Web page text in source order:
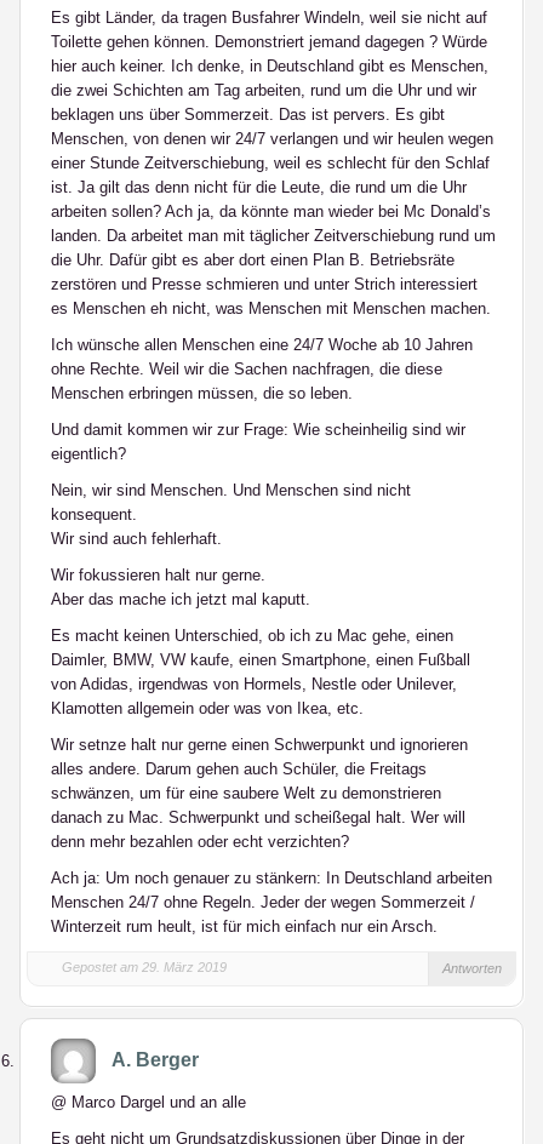
Es gibt Länder, da tragen Busfahrer Windeln, weil sie nicht auf
Toilette gehen können. Demonstriert jemand dagegen ? Würde
hier auch keiner. Ich denke, in Deutschland gibt es Menschen,
die zwei Schichten am Tag arbeiten, rund um die Uhr und wir
beklagen uns über Sommerzeit. Das ist pervers. Es gibt
Menschen, von denen wir 24/7 verlangen und wir heulen wegen
einer Stunde Zeitverschiebung, weil es schlecht für den Schlaf
ist. Ja gilt das denn nicht für die Leute, die rund um die Uhr
arbeiten sollen? Ach ja, da könnte man wieder bei Mc Donald’s
landen. Da arbeitet man mit täglicher Zeitverschiebung rund um
die Uhr. Dafür gibt es aber dort einen Plan B. Betriebsräte
zerstören und Presse schmieren und unter Strich interessiert
es Menschen eh nicht, was Menschen mit Menschen machen.
Ich wünsche allen Menschen eine 24/7 Woche ab 10 Jahren
ohne Rechte. Weil wir die Sachen nachfragen, die diese
Menschen erbringen müssen, die so leben.
Und damit kommen wir zur Frage: Wie scheinheilig sind wir
eigentlich?
Nein, wir sind Menschen. Und Menschen sind nicht
konsequent.
Wir sind auch fehlerhaft.
Wir fokussieren halt nur gerne.
Aber das mache ich jetzt mal kaputt.
Es macht keinen Unterschied, ob ich zu Mac gehe, einen
Daimler, BMW, VW kaufe, einen Smartphone, einen Fußball
von Adidas, irgendwas von Hormels, Nestle oder Unilever,
Klamotten allgemein oder was von Ikea, etc.
Wir setnze halt nur gerne einen Schwerpunkt und ignorieren
alles andere. Darum gehen auch Schüler, die Freitags
schwänzen, um für eine saubere Welt zu demonstrieren
danach zu Mac. Schwerpunkt und scheißegal halt. Wer will
denn mehr bezahlen oder echt verzichten?
Ach ja: Um noch genauer zu stänkern: In Deutschland arbeiten
Menschen 24/7 ohne Regeln. Jeder der wegen Sommerzeit /
Winterzeit rum heult, ist für mich einfach nur ein Arsch.
Gepostet am 29. März 2019 Antworten
A. Berger
@ Marco Dargel und an alle
Es geht nicht um Grundsatzdiskussionen über Dinge in der